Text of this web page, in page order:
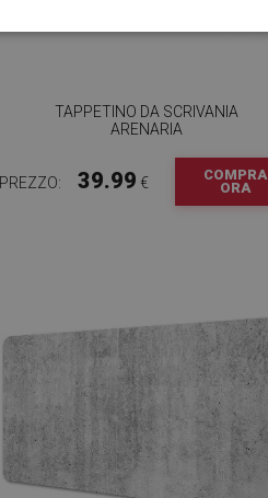
TAPPETINO DA SCRIVANIA
ARENARIA
PREZZO: 39.99 €
COMPRA
ORA